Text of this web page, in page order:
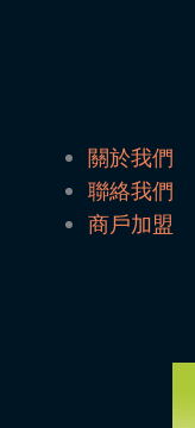
關於我們
聯絡我們
商戶加盟